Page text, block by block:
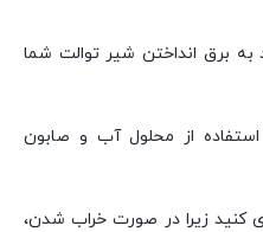
برق انداختن شیر توالت شما
از محلول آب و صابون
کنید زیرا در صورت خراب شدن،